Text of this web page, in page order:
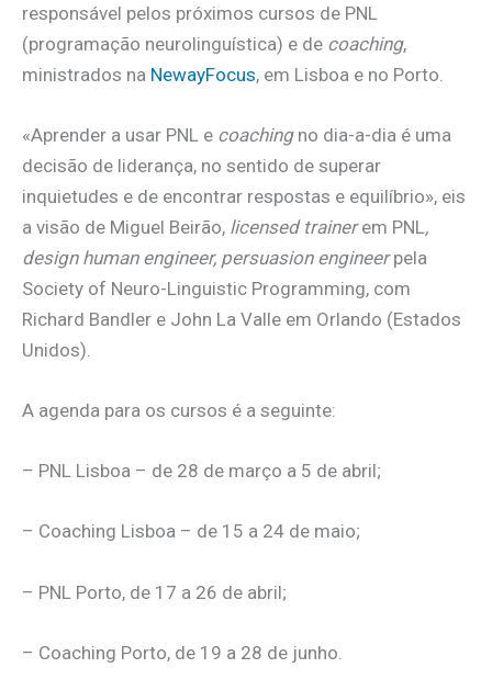
responsável pelos próximos cursos de PNL
(programação neurolinguística) e de coaching,
ministrados na NewayFocus, em Lisboa e no Porto.
«Aprender a usar PNL e coachingno dia-a-dia é uma
decisão de liderança, no sentido de superar
inquietudes e de encontrar respostas e equilíbrio», eis
a visão de Miguel Beirão, licensed trainerem PNL,
design human engineer, persuasion engineerpela
Society of Neuro-Linguistic Programming, com
Richard Bandler e John La Valle em Orlando (Estados
Unidos).
A agenda para os cursos é a seguinte:
– PNL Lisboa – de 28 de março a 5 de abril;
– Coaching Lisboa – de 15 a 24 de maio;
– PNL Porto, de 17 a 26 de abril;
– Coaching Porto, de 19 a 28 de junho.